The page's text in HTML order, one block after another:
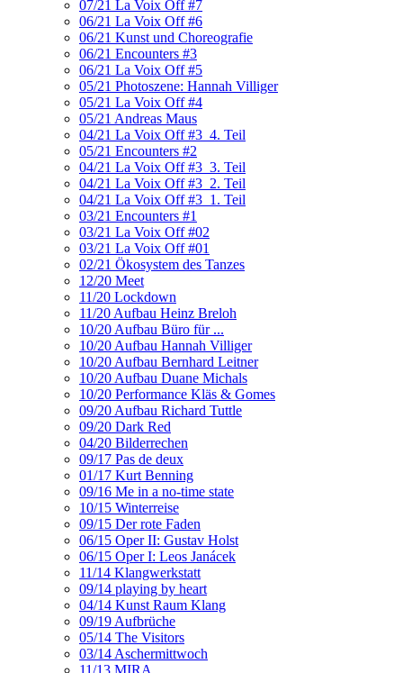
07/21 La Voix Off #7
06/21 La Voix Off #6
06/21 Kunst und Choreografie
06/21 Encounters #3
06/21 La Voix Off #5
05/21 Photoszene: Hannah Villiger
05/21 La Voix Off #4
05/21 Andreas Maus
04/21 La Voix Off #3_4. Teil
05/21 Encounters #2
04/21 La Voix Off #3_3. Teil
04/21 La Voix Off #3_2. Teil
04/21 La Voix Off #3_1. Teil
03/21 Encounters #1
03/21 La Voix Off #02
03/21 La Voix Off #01
02/21 Ökosystem des Tanzes
12/20 Meet
11/20 Lockdown
11/20 Aufbau Heinz Breloh
10/20 Aufbau Büro für ...
10/20 Aufbau Hannah Villiger
10/20 Aufbau Bernhard Leitner
10/20 Aufbau Duane Michals
10/20 Performance Kläs & Gomes
09/20 Aufbau Richard Tuttle
09/20 Dark Red
04/20 Bilderrechen
09/17 Pas de deux
01/17 Kurt Benning
09/16 Me in a no-time state
10/15 Winterreise
09/15 Der rote Faden
06/15 Oper II: Gustav Holst
06/15 Oper I: Leos Janácek
11/14 Klangwerkstatt
09/14 playing by heart
04/14 Kunst Raum Klang
09/19 Aufbrüche
05/14 The Visitors
03/14 Aschermittwoch
11/13 MIRA